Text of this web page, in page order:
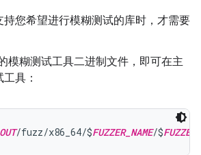
您希望进行模糊测试的库时，才需要
模糊测试工具二进制文件，即可在主
具：
/fuzz/x86_64/$FUZZER_NAME/$